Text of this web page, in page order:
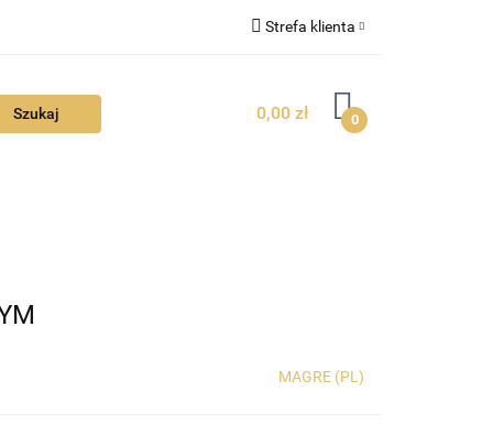
Strefa klienta
Zarejestruj się
0,00 zł 0
MAGRE (PL)